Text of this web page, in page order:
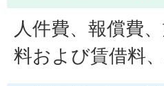
人件費、報償費
料および賃借料